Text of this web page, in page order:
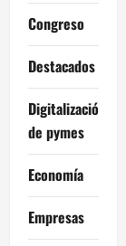
Congreso
Destacados
Digitalización
de pymes
Economía
Empresas